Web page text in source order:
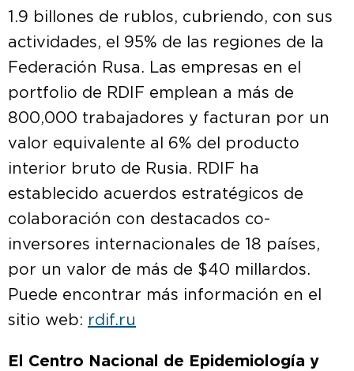
1.9 billones de rublos, cubriendo, con sus
actividades, el 95% de las regiones de la
Federación Rusa. Las empresas en el
portfolio de RDIF emplean a más de
800,000 trabajadores y facturan por un
valor equivalente al 6% del producto
interior bruto de Rusia. RDIF ha
establecido acuerdos estratégicos de
colaboración con destacados co-
inversores internacionales de 18 países,
por un valor de más de $40 millardos.
Puede encontrar más información en el
sitio web: rdif.ru
El Centro Nacional de Epidemiología y